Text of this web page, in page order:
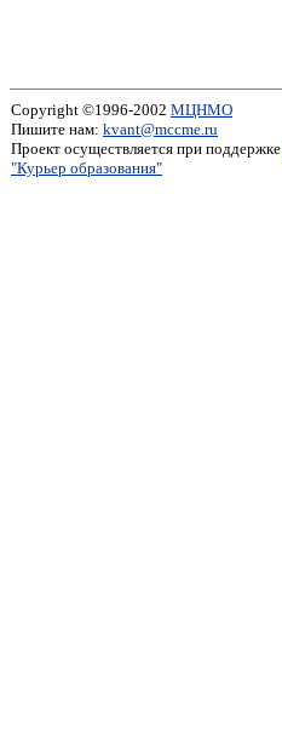
Copyright ©1996-2002 МЦНМО
Пишите нам: kvant@mccme.ru
Проект осуществляется при поддержке
"Курьер образования"